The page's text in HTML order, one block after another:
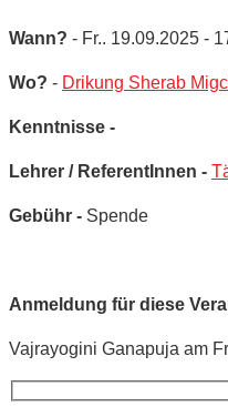
Wann? - Fr.. 19.09.2025 -
Wo? - Drikung Sherab
Kenntnisse -
Lehrer / ReferentInnen -
Gebühr - Spende
Anmeldung für diese
Vajrayogini Ganapuja am